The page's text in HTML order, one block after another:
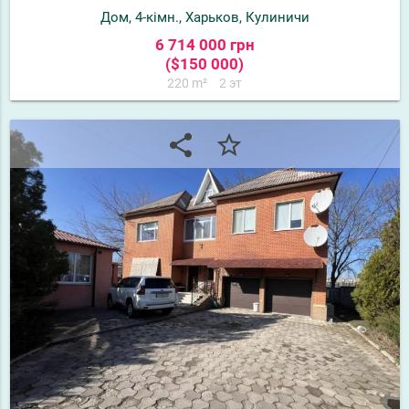
Дом, 4-кімн., Харьков, Кулиничи
6 714 000 грн
($150 000)
220 m² 2 эт
share star_border